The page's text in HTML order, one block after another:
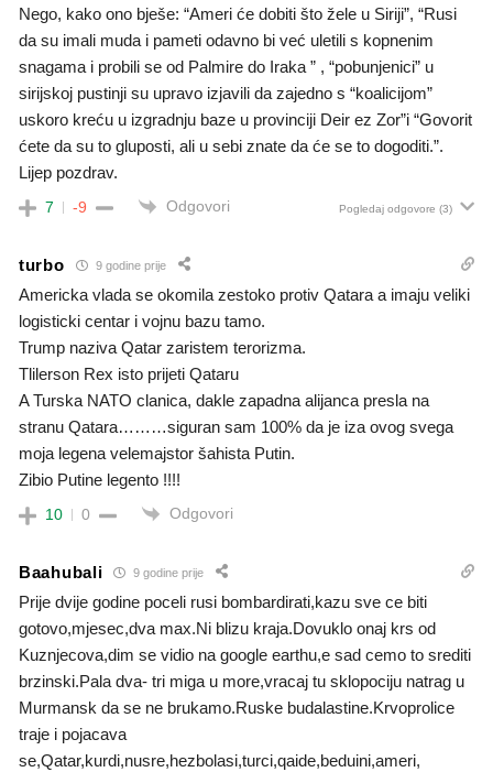
Nego, kako ono bješe: “Ameri će dobiti što žele u Siriji”, “Rusi
da su imali muda i pameti odavno bi već uletili s kopnenim
snagama i probili se od Palmire do Iraka ” , “pobunjenici” u
sirijskoj pustinji su upravo izjavili da zajedno s “koalicijom”
uskoro kreću u izgradnju baze u provinciji Deir ez Zor”i “Govorit
ćete da su to gluposti, ali u sebi znate da će se to dogoditi.”.
Lijep pozdrav.
7 -9 Odgovori Pogledaj odgovore (3)
turbo 9 godine prije
Americka vlada se okomila zestoko protiv Qatara a imaju veliki
logisticki centar i vojnu bazu tamo.
Trump naziva Qatar zaristem terorizma.
Tlilerson Rex isto prijeti Qataru
A Turska NATO clanica, dakle zapadna alijanca presla na
stranu Qatara………siguran sam 100% da je iza ovog svega
moja legena velemajstor šahista Putin.
Zibio Putine legento !!!!
10 0 Odgovori
Baahubali 9 godine prije
Prije dvije godine poceli rusi bombardirati,kazu sve ce biti
gotovo,mjesec,dva max.Ni blizu kraja.Dovuklo onaj krs od
Kuznjecova,dim se vidio na google earthu,e sad cemo to srediti
brzinski.Pala dva- tri miga u more,vracaj tu sklopociju natrag u
Murmansk da se ne brukamo.Ruske budalastine.Krvoprolice
traje i pojacava
se,Qatar,kurdi,nusre,hezbolasi,turci,qaide,beduini,ameri,